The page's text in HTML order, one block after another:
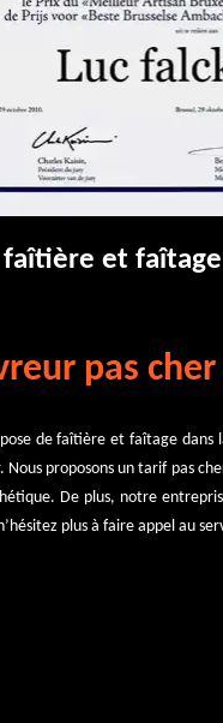
et
pas cher
de faîtière et faîtage dans
Nous proposons un tarif pas
De plus, notre
plus à faire appel au